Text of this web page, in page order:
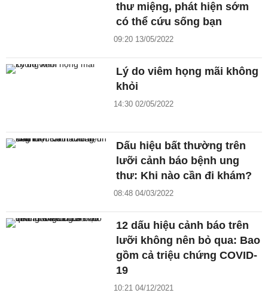
thư miệng, phát hiện sớm
có thể cứu sống bạn
09:20 13/05/2022
Lý do viêm họng mãi không
khỏi
14:30 02/05/2022
Dấu hiệu bất thường trên
lưỡi cảnh báo bệnh ung
thư: Khi nào cần đi khám?
08:48 04/03/2022
12 dấu hiệu cảnh báo trên
lưỡi không nên bỏ qua: Bao
gồm cả triệu chứng COVID-
19
10:21 04/12/2021